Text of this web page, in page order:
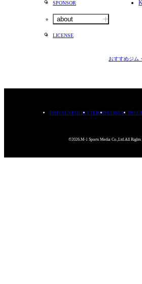
SPONSOR
about
LICENSE
おすすめジム
PRIVACYPOLICYTERMSCONTACT
©2026.M-1 Sports Media Co.,Ltd.All Rights